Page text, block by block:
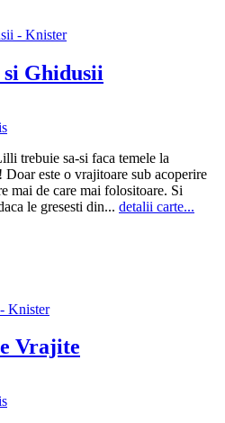
Ghidusii
trebuie sa-si faca temele la
este o vrajitoare sub acoperire
mai de care mai folositoare. Si
le gresesti din... detalii carte...
Vrajite